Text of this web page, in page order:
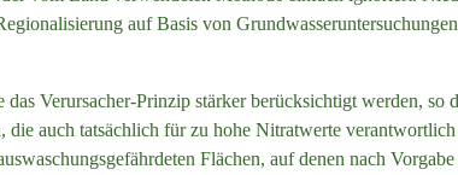
auf Basis von
Verursacher-Prinzip stärker berücksichtigt werden, so
auch tatsächlich für zu hohe Nitratwerte
Flächen, auf denen nach